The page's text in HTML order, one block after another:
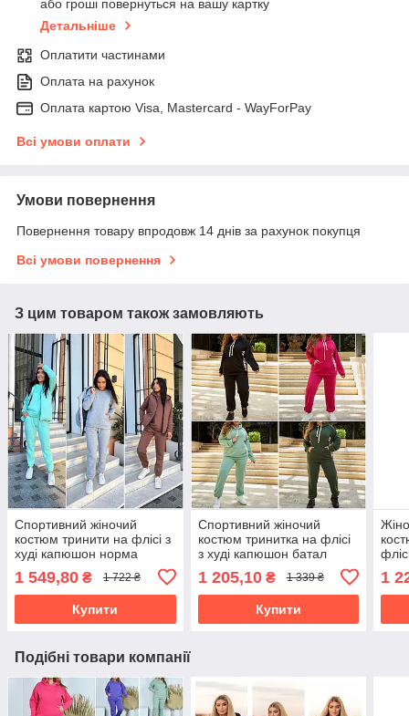
або гроші повернуться на вашу картку
Детальніше
Оплатити частинами
Оплата на рахунок
Оплата картою Visa, Mastercard - WayForPay
Всі умови оплати
Умови повернення
Повернення товару впродовж 14 днів за рахунок покупця
Всі умови повернення
З цим товаром також замовляють
Спортивний жіночий
костюм тринити на флісі з
худі капюшон норма
1 549,80 ₴ 1 722 ₴
Купити
Спортивний жіночий
костюм тринитка на флісі
з худі капюшон батал
1 205,10₴ 1 339 ₴
Купити
1
Подібні товари компанії